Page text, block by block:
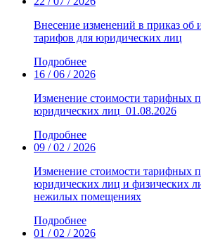
Внесение изменений в приказ об
тарифов для юридических лиц
Подробнее
16 / 06 / 2026
Изменение стоимости тарифных
юридических лиц_01.08.2026
Подробнее
09 / 02 / 2026
Изменение стоимости тарифных
юридических лиц и физических
нежилых помещениях
Подробнее
01 / 02 / 2026